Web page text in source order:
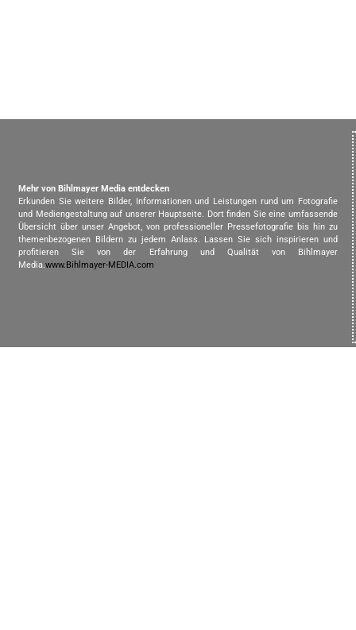
Mehr von Bihlmayer Media entdecken
Erkunden Sie weitere Bilder, Informationen und Leistungen rund um Fotografie
und Mediengestaltung auf unserer Hauptseite. Dort finden Sie eine umfassende
Übersicht über unser Angebot, von professioneller Pressefotografie bis hin zu
themenbezogenen Bildern zu jedem Anlass. Lassen Sie sich inspirieren und
profitieren Sie von der Erfahrung und Qualität von Bihlmayer
Media.www.Bihlmayer-MEDIA.com